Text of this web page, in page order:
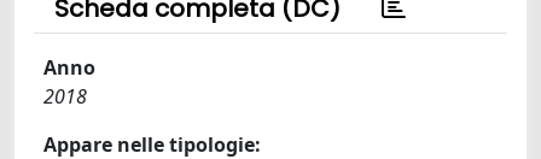
Scheda completa (DC)
Anno
2018
Appare nelle tipologie: